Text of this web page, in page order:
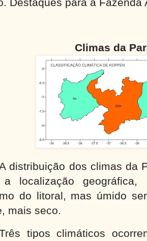
Destaques para a Fazenda
Climas da
distribuição dos climas da
a localização
do litoral, mas úmido
mais seco.
tipos climáticos